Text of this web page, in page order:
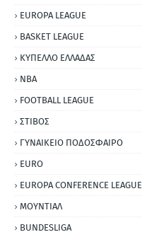
EUROPA LEAGUE
BASKET LEAGUE
ΚΥΠΕΛΛΟ ΕΛΛΑΔΑΣ
NBA
FOOTBALL LEAGUE
ΣΤΙΒΟΣ
ΓΥΝΑΙΚΕΙΟ ΠΟΔΟΣΦΑΙΡΟ
EURO
EUROPA CONFERENCE LEAGUE
ΜΟΥΝΤΙΑΛ
BUNDESLIGA